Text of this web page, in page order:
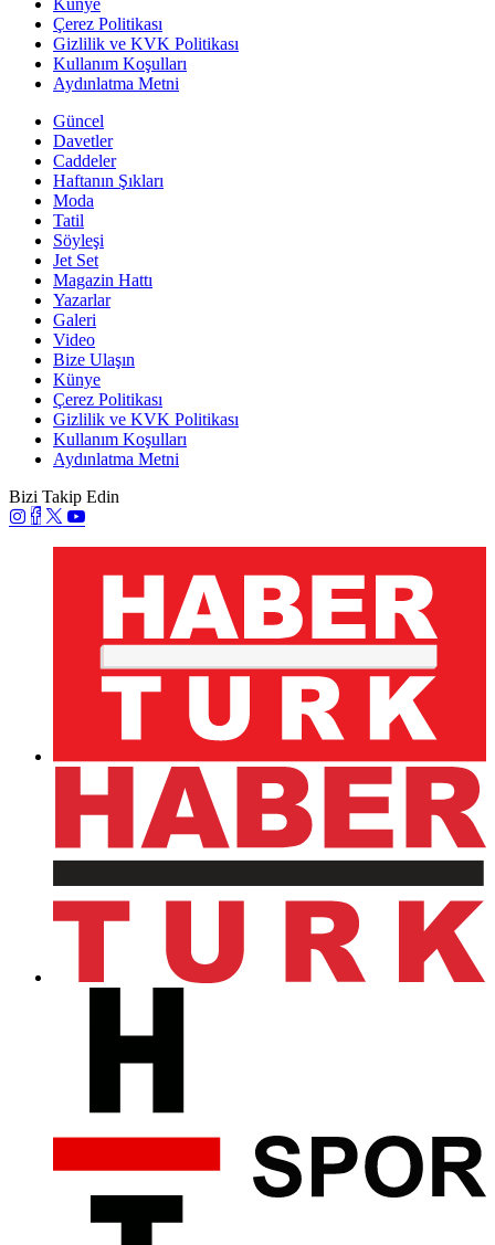
Künye
Çerez Politikası
Gizlilik ve KVK Politikası
Kullanım Koşulları
Aydınlatma Metni
Güncel
Davetler
Caddeler
Haftanın Şıkları
Moda
Tatil
Söyleşi
Jet Set
Magazin Hattı
Yazarlar
Galeri
Video
Bize Ulaşın
Künye
Çerez Politikası
Gizlilik ve KVK Politikası
Kullanım Koşulları
Aydınlatma Metni
Bizi Takip Edin